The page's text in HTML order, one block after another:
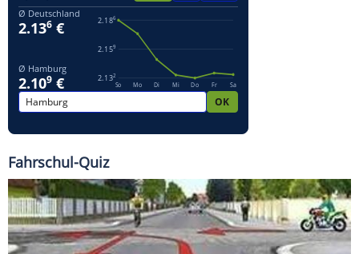
Fahrschul-Quiz